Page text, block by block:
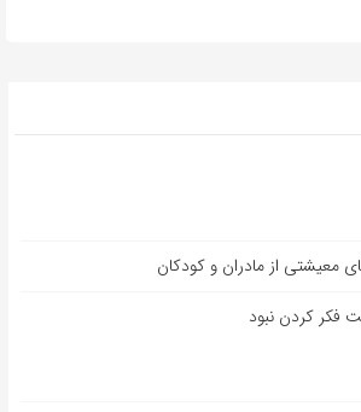
معیشتی از مادران و کودکان
فکر کردن نبود